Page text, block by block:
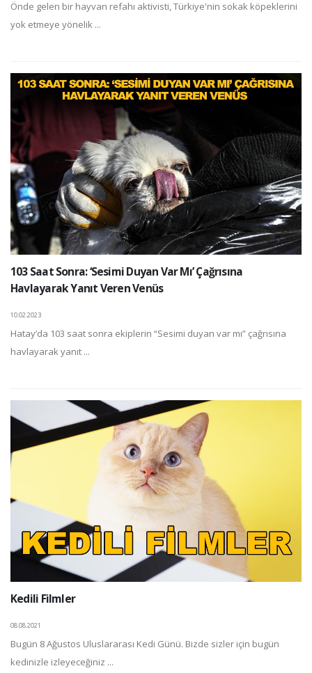
Önde gelen bir hayvan refahı aktivisti, Türkiye'nin sokak köpeklerini
yok etmeye yönelik ...
103 Saat Sonra: ‘Sesimi Duyan Var Mı’ Çağrısına
Havlayarak Yanıt Veren Venüs
10.02.2023
Hatay’da 103 saat sonra ekiplerin “Sesimi duyan var mı” çağrısına
havlayarak yanıt ...
Kedili Filmler
08.08.2021
Bugün 8 Ağustos Uluslararası Kedi Günü. Bizde sizler için bugün
kedinizle izleyeceğiniz ...